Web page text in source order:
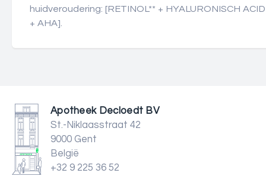
huidveroudering: [RETINOL** + HYALURONISCH ACID
+ AHA].
Apotheek Decloedt BV
St.-Niklaasstraat 42
9000 Gent
België
+32 9 225 36 52